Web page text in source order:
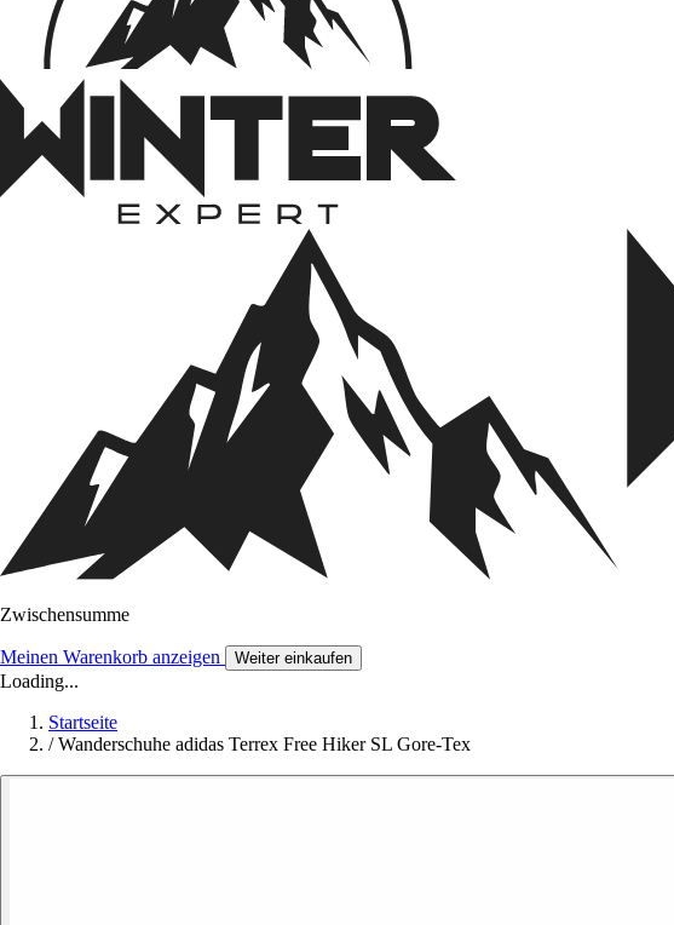
Zwischensumme
Meinen Warenkorb anzeigen Weiter einkaufen
Loading...
Startseite
/ Wanderschuhe adidas Terrex Free Hiker SL Gore-Tex